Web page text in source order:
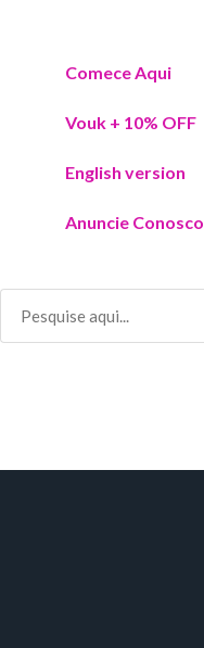
Comece Aqui
Vouk + 10% OFF
English version
Anuncie Conosco